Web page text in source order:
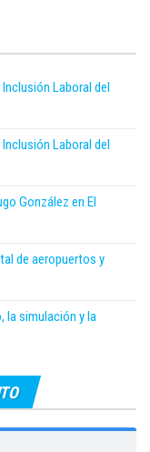
Laboral del
Laboral del
González en El
de aeropuertos y
la simulación y la